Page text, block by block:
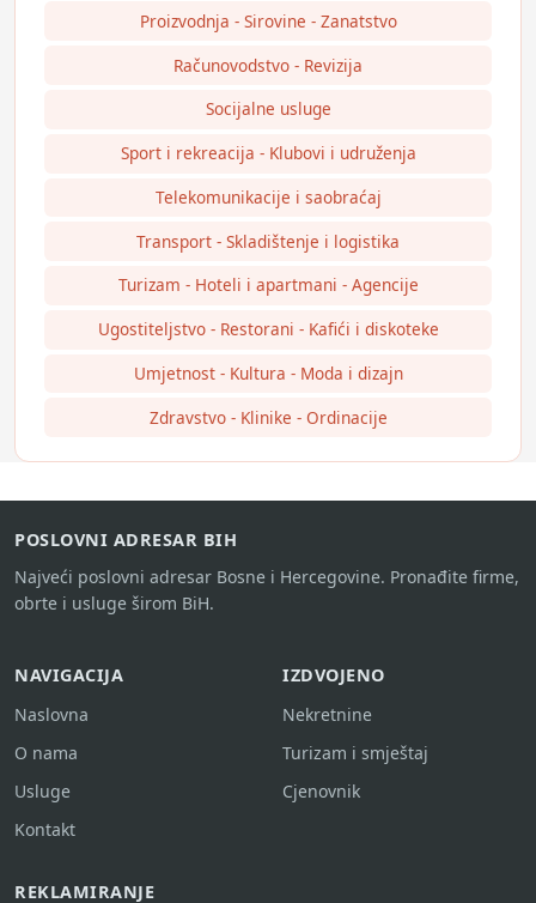
Proizvodnja - Sirovine - Zanatstvo
Računovodstvo - Revizija
Socijalne usluge
Sport i rekreacija - Klubovi i udruženja
Telekomunikacije i saobraćaj
Transport - Skladištenje i logistika
Turizam - Hoteli i apartmani - Agencije
Ugostiteljstvo - Restorani - Kafići i diskoteke
Umjetnost - Kultura - Moda i dizajn
Zdravstvo - Klinike - Ordinacije
POSLOVNI ADRESAR BIH
Najveći poslovni adresar Bosne i Hercegovine. Pronađite firme,
obrte i usluge širom BiH.
NAVIGACIJA
Naslovna
O nama
Usluge
Kontakt
IZDVOJENO
Nekretnine
Turizam i smještaj
Cjenovnik
REKLAMIRANJE